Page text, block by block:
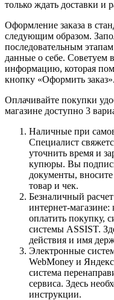
только ждать доставки и
Оформление заказа в
следующим образом.
последовательным
данные о себе. Советуем
информацию, которая
кнопку «Оформить заказ».
Оплачивайте покупки
магазине доступно 3
Наличные при
Специалист
уточнить время и
купюры. Вы
документы,
товар и чек.
Безналичный
интернет-
оплатить покупку,
системы ASSIST.
действия и имя
Электронные
WebMoney и
система
сервиса. Здесь
инструкции.